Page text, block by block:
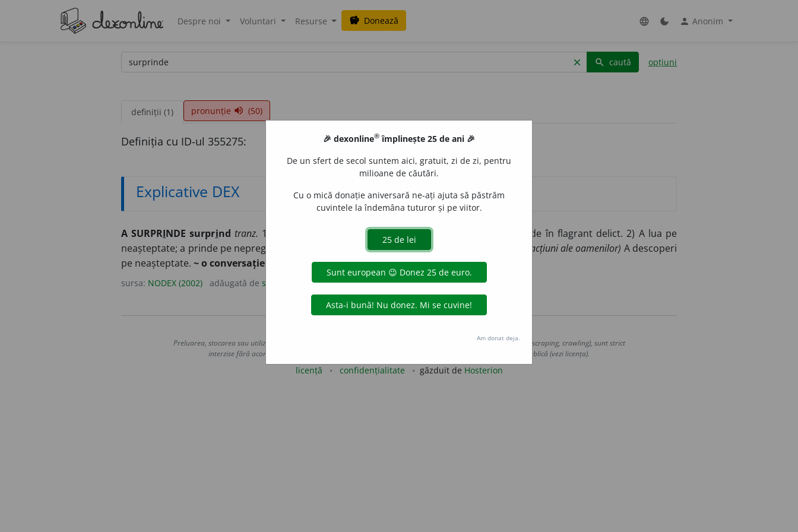
Despre noi Voluntari Resurse savings Donează language dark_mode person Anonim
clear search caută opțiuni
definiții (1) pronunție volume_up (50)
Definiția cu ID-ul 355275:
Explicative DEX
A SURPRINDE surprind tranz. 1)
A prinde fără veste (asupra unui fapt); a prinde în flagrant delict. 2) A lua pe
neașteptate; a prinde pe nepregătite. 3) A impresiona prin ceva neprevăzut. 4)
(manifestări, acțiuni ale oamenilor) A descoperi
pe neașteptate. ~ o conversație. sur-prin-] /<fr.surprendre
sursa: NODEX (2002) adăugată de siveco acțiuni
Preluarea, stocarea sau utilizarea datelor de pe acest site, inclusiv prin orice metode de extragere automată (web scraping, crawling), sunt strict
interzise fără acordul nostru prealabil scris, cu excepția seturilor de date oferite oficial spre utilizare publică (vezi licența).
licență confidențialitate găzduit de Hosterion
🎉 dexonline® împlinește 25 de ani 🎉
De un sfert de secol suntem aici, gratuit, zi de zi, pentru
milioane de căutări.
Cu o mică donație aniversară ne-ați ajuta să păstrăm
cuvintele la îndemâna tuturor și pe viitor.
Am donat deja.